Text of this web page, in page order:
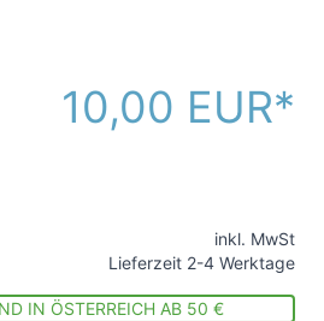
10,00 EUR
inkl. MwSt
Lieferzeit 2-4 Werktage
IN ÖSTERREICH AB 50 €